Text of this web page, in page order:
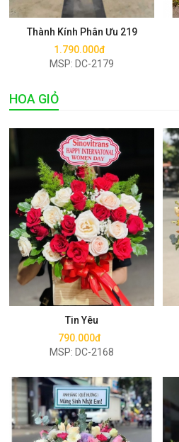
Thành Kính Phân Ưu 219
1.790.000đ
MSP: DC-2179
Mua ngay
HOA GIỎ
Tin Yêu
790.000đ
MSP: DC-2168
Mua ngay